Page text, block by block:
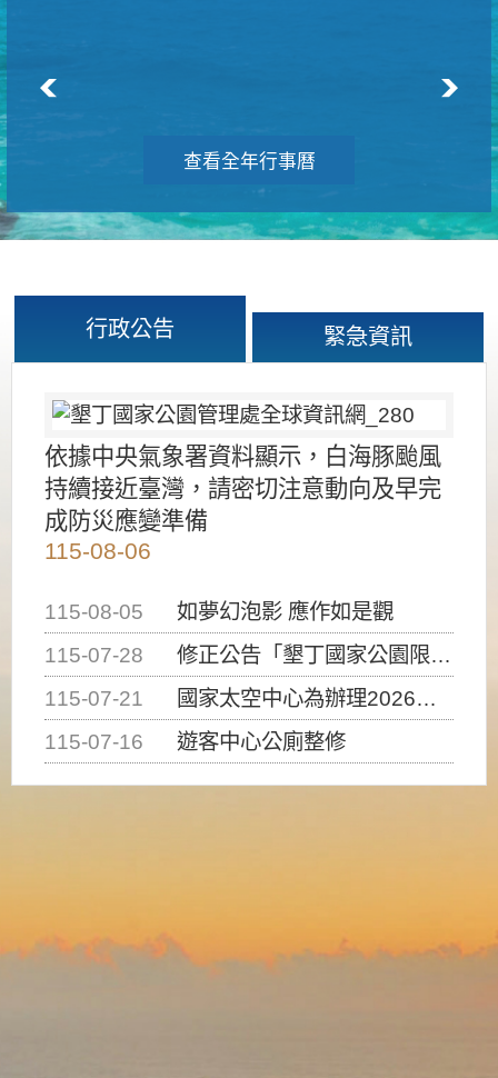
查看全年行事曆
行政公告 緊急資訊
依據中央氣象署資料顯示，白海豚颱風
持續接近臺灣，請密切注意動向及早完
成防災應變準備
115-08-06
115-08-05
如夢幻泡影 應作如是觀
115-07-28
修正公告「墾丁國家公園限制水域遊憩活動之種類、範圍、時間及行為」，自即日生效。
115-07-21
國家太空中心為辦理2026台灣盃火箭競賽，陸、海、空域警戒及協調相關事宜，因颱風備案事宜
115-07-16
遊客中心公廁整修